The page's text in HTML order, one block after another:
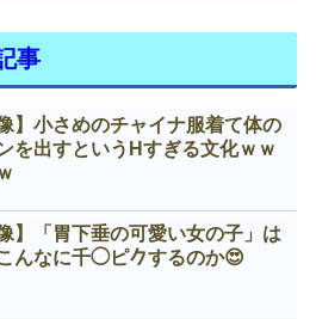
事
像】小さめのチャイナ服着て体の
を出すというНすぎる文化ｗｗ
像】「胃下垂の可愛い女の子」は
んなに千◯ピ𠂊するのか😍